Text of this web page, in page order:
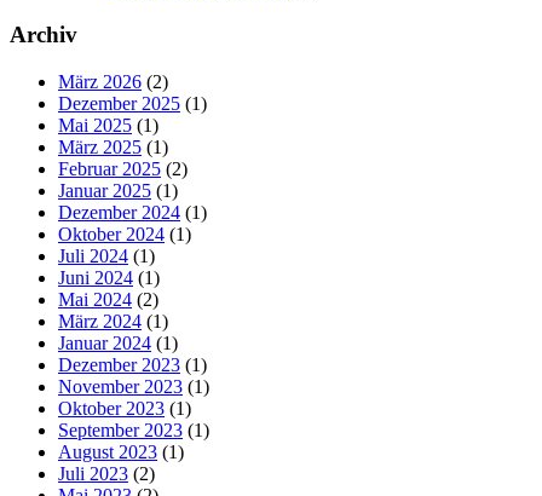
Archiv
März 2026 (2)
Dezember 2025 (1)
Mai 2025 (1)
März 2025 (1)
Februar 2025 (2)
Januar 2025 (1)
Dezember 2024 (1)
Oktober 2024 (1)
Juli 2024 (1)
Juni 2024 (1)
Mai 2024 (2)
März 2024 (1)
Januar 2024 (1)
Dezember 2023 (1)
November 2023 (1)
Oktober 2023 (1)
September 2023 (1)
August 2023 (1)
Juli 2023 (2)